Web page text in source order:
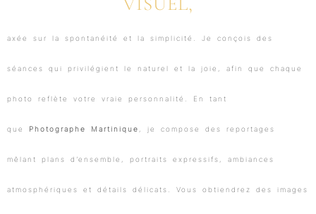
axée sur la spontanéité et la simplicité. Je conçois des
séances qui privilégient le naturel et la joie, afin que chaque
photo reflète votre vraie personnalité. En tant
que Photographe Martinique , je compose des reportages
mêlant plans d’ensemble, portraits expressifs, ambiances
atmosphériques et détails délicats. Vous obtiendrez des images